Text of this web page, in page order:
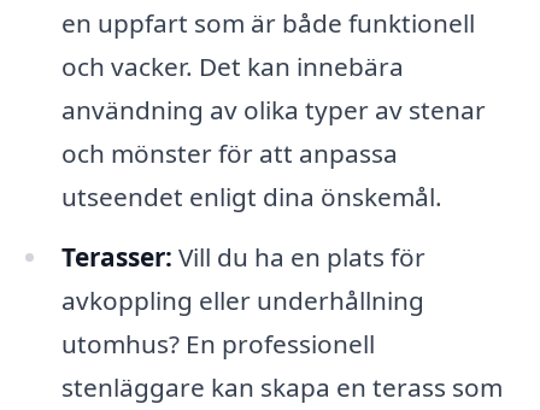
en uppfart som är både funktionell
och vacker. Det kan innebära
användning av olika typer av stenar
och mönster för att anpassa
utseendet enligt dina önskemål.
Terasser: Vill du ha en plats för
avkoppling eller underhållning
utomhus? En professionell
stenläggare kan skapa en terass som